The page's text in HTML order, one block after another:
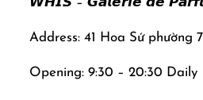
𝙒𝙃𝙄𝙎 – 𝙂𝙖𝙡𝙚𝙧𝙞𝙚 𝙙𝙚
Address: 41 Hoa Sứ phường
Opening: 9:30 – 20:30 Daily